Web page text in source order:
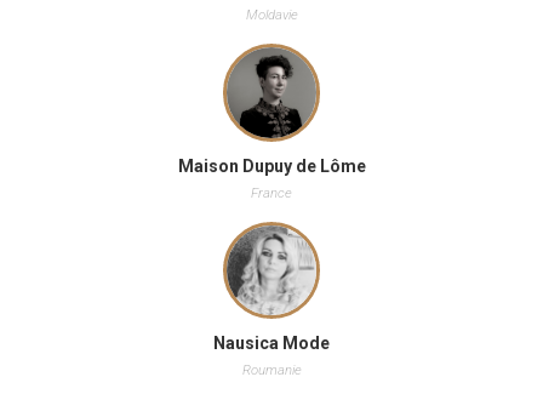
Moldavie
Maison Dupuy de Lôme
France
Nausica Mode
Roumanie